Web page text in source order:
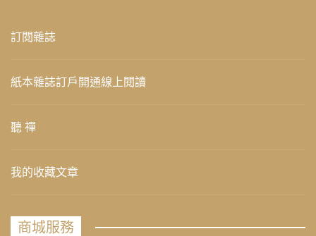
訂閱雜誌
紙本雜誌訂戶開通線上閱讀
聽 禪
我的收藏文章
商城服務